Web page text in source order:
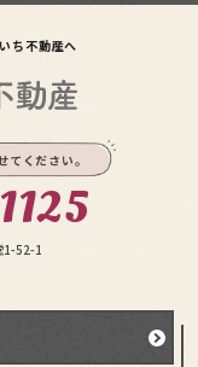
ち不動産へ
ください。
1-52-1